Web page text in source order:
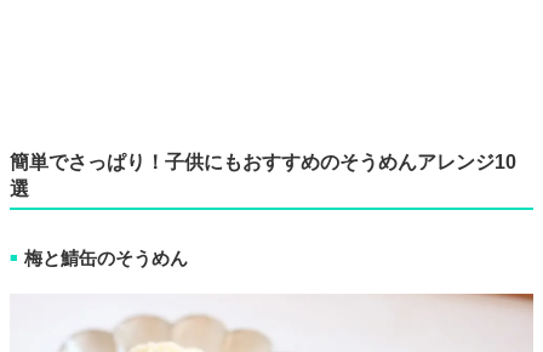
簡単でさっぱり！子供にもおすすめのそうめんアレンジ10
選
■ 梅と鯖缶のそうめん